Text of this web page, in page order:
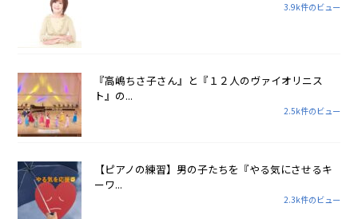
3.9k件のビュー
『高嶋ちさ子さん』と『１２人のヴァイオリニス
ト』の...
2.5k件のビュー
【ピアノの練習】男の子たちを『やる気にさせるキ
ーワ...
2.3k件のビュー